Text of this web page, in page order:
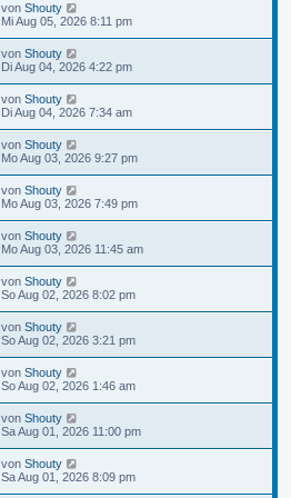
von Shouty
Mi Aug 05, 2026 8:11 pm
von Shouty
Di Aug 04, 2026 4:22 pm
von Shouty
Di Aug 04, 2026 7:34 am
von Shouty
Mo Aug 03, 2026 9:27 pm
von Shouty
Mo Aug 03, 2026 7:49 pm
von Shouty
Mo Aug 03, 2026 11:45 am
von Shouty
So Aug 02, 2026 8:02 pm
von Shouty
So Aug 02, 2026 3:21 pm
von Shouty
So Aug 02, 2026 1:46 am
von Shouty
Sa Aug 01, 2026 11:00 pm
von Shouty
Sa Aug 01, 2026 8:09 pm